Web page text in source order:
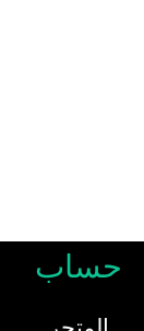
حساب